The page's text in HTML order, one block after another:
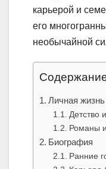
карьерой и
его
необычайной
Личная жизнь
Детство
Романы
Биография
Ранние